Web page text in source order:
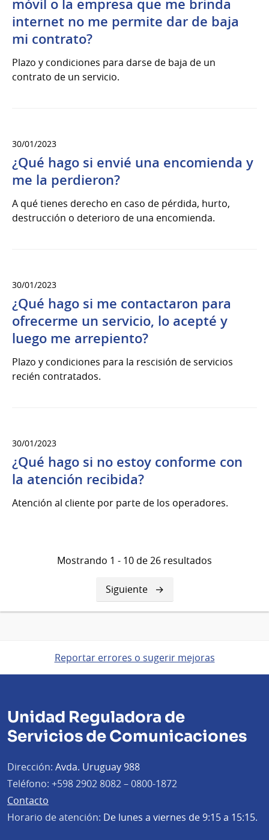
móvil o la empresa que me brinda
internet no me permite dar de baja
mi contrato?
Plazo y condiciones para darse de baja de un
contrato de un servicio.
30/01/2023
¿Qué hago si envié una encomienda y
me la perdieron?
A qué tienes derecho en caso de pérdida, hurto,
destrucción o deterioro de una encomienda.
30/01/2023
¿Qué hago si me contactaron para
ofrecerme un servicio, lo acepté y
luego me arrepiento?
Plazo y condiciones para la rescisión de servicios
recién contratados.
30/01/2023
¿Qué hago si no estoy conforme con
la atención recibida?
Atención al cliente por parte de los operadores.
Mostrando 1 - 10 de 26 resultados
Siguiente
página
Siguiente
Reportar errores o sugerir mejoras
Unidad Reguladora de
Servicios de Comunicaciones
Dirección: Avda. Uruguay 988
Teléfono: +598 2902 8082 – 0800-1872
Contacto
Horario de atención: De lunes a viernes de 9:15 a 15:15.